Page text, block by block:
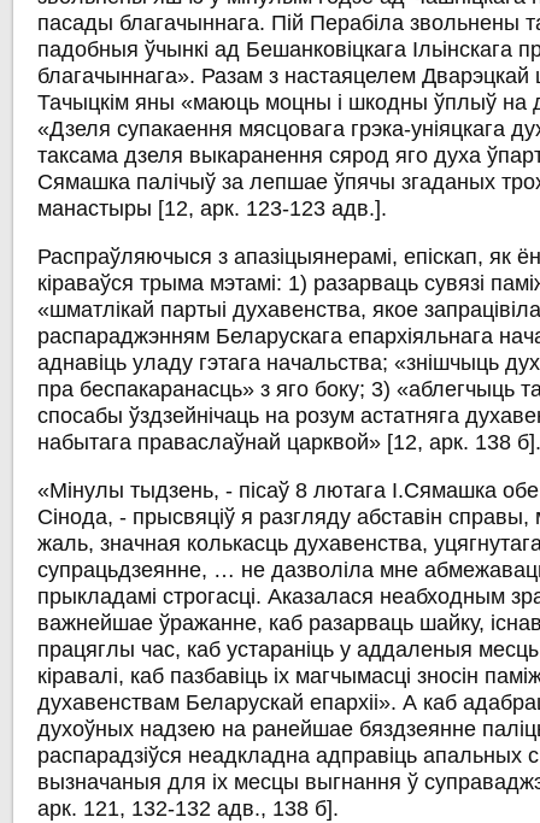
пасады благачыннага. Пій Перабіла звольнены
падобныя ўчынкі ад Бешанковіцкага Ільінскага
благачыннага». Разам з настаяцелем Дварэцкай
Тачыцкім яны «маюць моцны і шкодны ўплыў на
«Дзеля супакаення мясцовага грэка-уніяцкага
таксама дзеля выкаранення сярод яго духа
Сямашка палічыў за лепшае ўпячы згаданых трох
манастыры [12, арк. 123-123 адв.].
Распраўляючыся з апазіцыянерамі, епіскап, як
кіраваўся трыма мэтамі: 1) разарваць сувязі
«шматлікай партыі духавенства, якое
распараджэнням Беларускага епархіяльнага
аднавіць уладу гэтага начальства; «знішчыць
пра беспакаранасць» з яго боку; 3) «аблегчыць
спосабы ўздзейнічаць на розум астатняга
набытага праваслаўнай царквой» [12, арк. 138
«Мінулы тыдзень, - пісаў 8 лютага І.Сямашка
Сінода, - прысвяціў я разгляду абставін
жаль, значная колькасць духавенства,
супрацьдзеянне, … не дазволіла мне
прыкладамі строгасці. Аказалася неабходным
важнейшае ўражанне, каб разарваць шайку,
працяглы час, каб устараніць у аддаленыя
кіравалі, каб пазбавіць іх магчымасці зносін
духавенствам Беларускай епархіі». А каб
духоўных надзею на ранейшае бяздзеянне
распарадзіўся неадкладна адправіць апальных
вызначаныя для іх месцы выгнання ў
арк. 121, 132-132 адв., 138 б].